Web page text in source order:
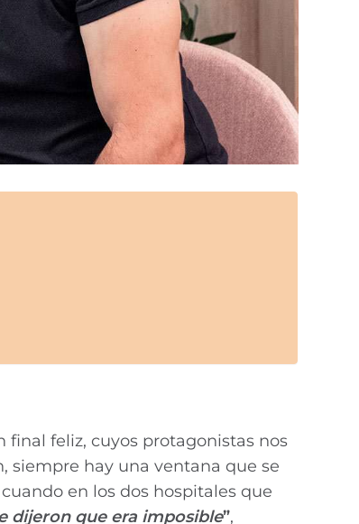
final feliz, cuyos protagonistas nos
siempre hay una ventana que se
en los dos hospitales que
dijeron que era imposible”,